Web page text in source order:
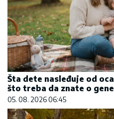
Šta dete nasleđuje od
što treba da znate o
05. 08. 2026 06:45